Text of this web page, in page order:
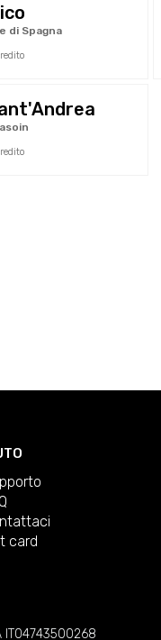
di Spagna
card
IT04743500268